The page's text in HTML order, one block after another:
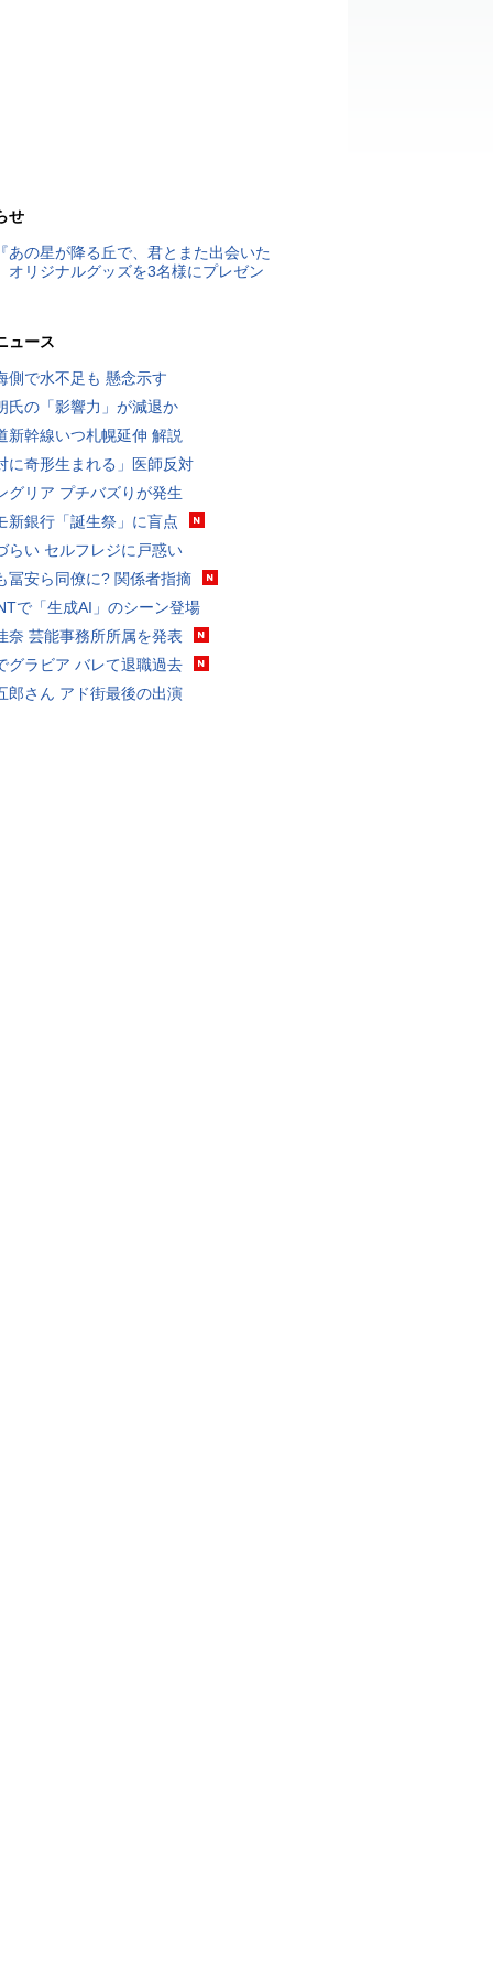
せ
あの星が降る丘で、君とまた出会いた
オリジナルグッズを3名様にプレゼン
ュース
側で水不足も 懸念示す
氏の「影響力」が減退か
新幹線いつ札幌延伸 解説
に奇形生まれる」医師反対
グリア プチバズりが発生
新銀行「誕生祭」に盲点
らい セルフレジに戸惑い
冨安ら同僚に? 関係者指摘
で「生成AI」のシーン登場
奈 芸能事務所所属を発表
グラビア バレて退職過去
郎さん アド街最後の出演